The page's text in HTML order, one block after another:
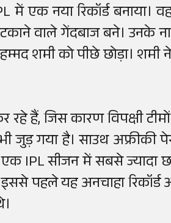
एक नया रिकॉर्ड बनाया।
वाले गेंदबाज बने। उनके
शमी को पीछे छोड़ा।
रहे हैं, जिस कारण विपक्षी
जुड़ गया है। साउथ अफ्रीकी
IPL सीजन में सबसे ज्यादा
इससे पहले यह अनचाहा